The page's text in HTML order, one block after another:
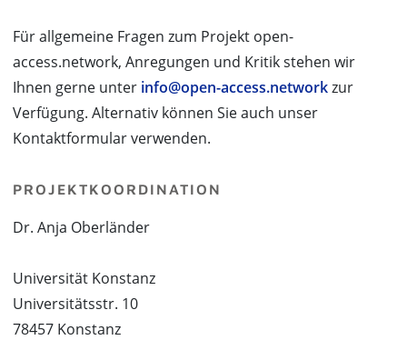
Für allgemeine Fragen zum Projekt open-
access.network, Anregungen und Kritik stehen wir
Ihnen gerne unter info@open-access.networkzur
Verfügung. Alternativ können Sie auch unser
Kontaktformular verwenden.
PROJEKTKOORDINATION
Dr. Anja Oberländer
Universität Konstanz
Universitätsstr. 10
78457 Konstanz